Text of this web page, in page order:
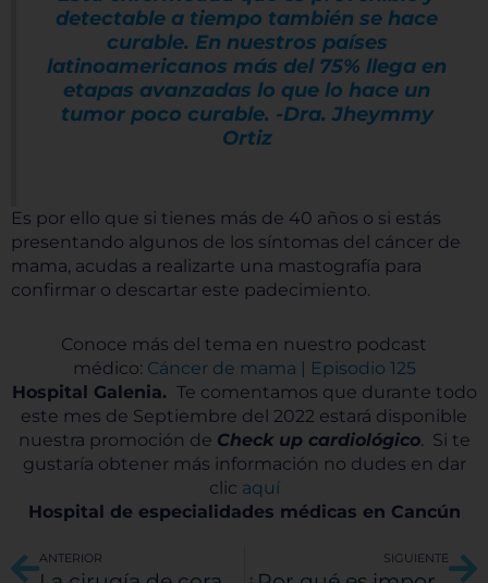
detectable a tiempo también se hace
curable. En nuestros países
latinoamericanos más del 75% llega en
etapas avanzadas lo que lo hace un
tumor poco curable. -Dra. Jheymmy
Ortiz
Es por ello que si tienes más de 40 años o si estás
presentando algunos de los síntomas del cáncer de
mama, acudas a realizarte una mastografía para
confirmar o descartar este padecimiento.
Conoce más del tema en nuestro podcast
médico: Cáncer de mama | Episodio 125
Hospital Galenia. Te comentamos que durante todo
este mes de Septiembre del 2022 estará disponible
nuestra promoción de Check up cardiológico. Si te
gustaría obtener más información no dudes en dar
clic aquí
Hospital de especialidades médicas en Cancún
AntANTERIOR SIGUIENTE